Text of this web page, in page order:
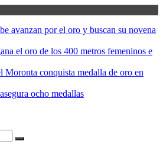
avanzan por el oro y buscan su novena
el oro de los 400 metros femeninos e
Moronta conquista medalla de oro en
ocho medallas